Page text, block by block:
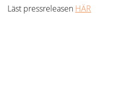
Läst pressreleasen HÄR